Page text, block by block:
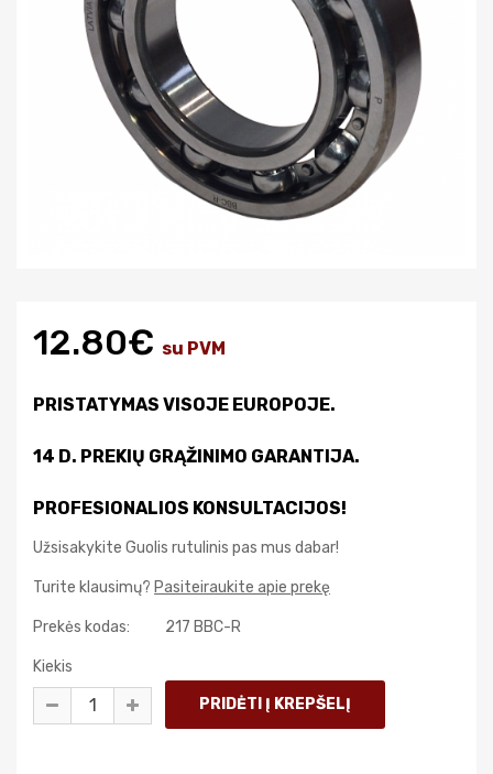
12.80€ su PVM
PRISTATYMAS VISOJE EUROPOJE.
14 D. PREKIŲ GRĄŽINIMO GARANTIJA.
PROFESIONALIOS KONSULTACIJOS!
Užsisakykite Guolis rutulinis pas mus dabar!
Turite klausimų? Pasiteiraukite apie prekę
Prekės kodas: 217 BBC-R
Kiekis